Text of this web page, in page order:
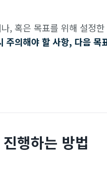
, 혹은 목표를 위해 설정
주의해야 할 사항, 다음
행하는 방법